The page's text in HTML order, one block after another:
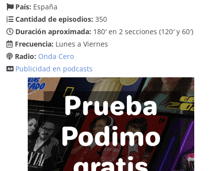
País: España
Cantidad de episodios: 350
Duración aproximada: 180′ en 2 secciones (120′ y 60′)
Frecuencia: Lunes a Viernes
Radio: Onda Cero
Publicidad en podcasts